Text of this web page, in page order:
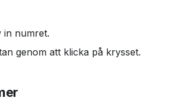
in numret.
genom att klicka på krysset.